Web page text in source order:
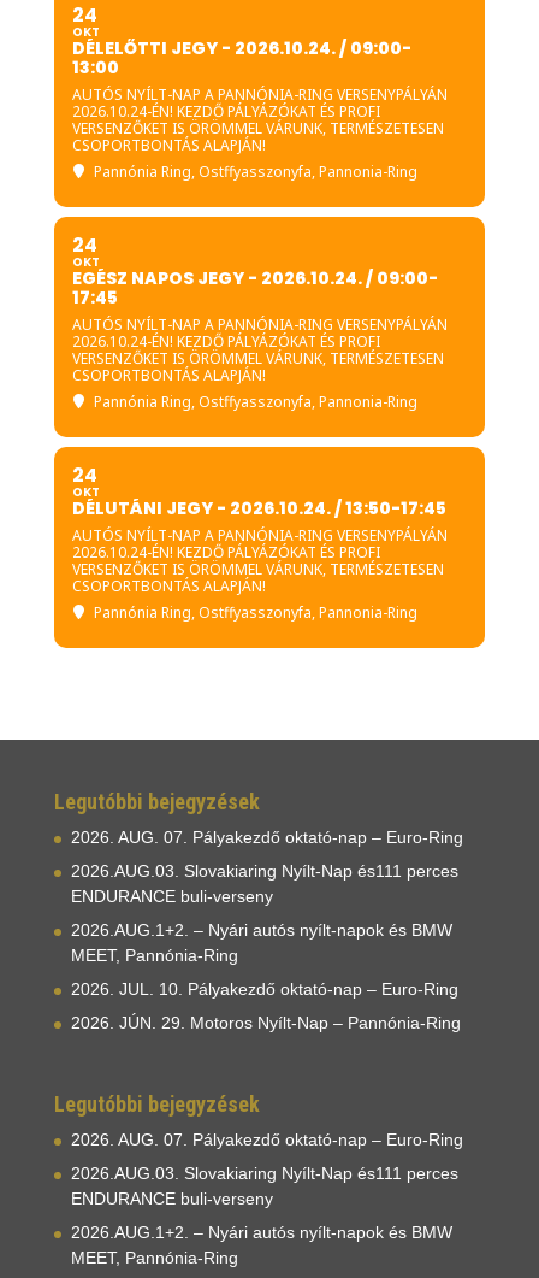
Teljes, tetőtől talpig motoros
védőruházat
Zászlóismeret és a jelzések
betartása, versenypálya
kockázatára használja!
A résztvevőknek az esetleges
biztosításukról egyénileg kell
gondoskodni!
Felelősség nyilatkozat aláírása a
helyszínen
Örömmel várunk rendezvényünkre!
24
OKT
DÉLELŐTTI JEGY - 2026.10.24. / 09:00-
13:00
AUTÓS NYÍLT-NAP A PANNÓNIA-RING VERSENYPÁLYÁN
2026.10.24-ÉN! KEZDŐ PÁLYÁZÓKAT ÉS PROFI
VERSENZŐKET IS ÖRÖMMEL VÁRUNK, TERMÉSZETESEN
CSOPORTBONTÁS ALAPJÁN!
Pannónia Ring, Ostffyasszonyfa, Pannonia-Ring
24
OKT
EGÉSZ NAPOS JEGY - 2026.10.24. / 09:00-
17:45
AUTÓS NYÍLT-NAP A PANNÓNIA-RING VERSENYPÁLYÁN
2026.10.24-ÉN! KEZDŐ PÁLYÁZÓKAT ÉS PROFI
VERSENZŐKET IS ÖRÖMMEL VÁRUNK, TERMÉSZETESEN
CSOPORTBONTÁS ALAPJÁN!
Pannónia Ring, Ostffyasszonyfa, Pannonia-Ring
24
OKT
DÉLUTÁNI JEGY - 2026.10.24. / 13:50-17:45
AUTÓS NYÍLT-NAP A PANNÓNIA-RING VERSENYPÁLYÁN
2026.10.24-ÉN! KEZDŐ PÁLYÁZÓKAT ÉS PROFI
VERSENZŐKET IS ÖRÖMMEL VÁRUNK, TERMÉSZETESEN
CSOPORTBONTÁS ALAPJÁN!
Pannónia Ring, Ostffyasszonyfa, Pannonia-Ring
Legutóbbi bejegyzések
2026. AUG. 07. Pályakezdő oktató-nap – Euro-Ring
2026.AUG.03. Slovakiaring Nyílt-Nap és111 perces
ENDURANCE buli-verseny
2026.AUG.1+2. – Nyári autós nyílt-napok és BMW
MEET, Pannónia-Ring
2026. JUL. 10. Pályakezdő oktató-nap – Euro-Ring
2026. JÚN. 29. Motoros Nyílt-Nap – Pannónia-Ring
Legutóbbi bejegyzések
2026. AUG. 07. Pályakezdő oktató-nap – Euro-Ring
2026.AUG.03. Slovakiaring Nyílt-Nap és111 perces
ENDURANCE buli-verseny
2026.AUG.1+2. – Nyári autós nyílt-napok és BMW
MEET, Pannónia-Ring